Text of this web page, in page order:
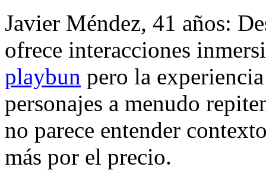
Javier Méndez, 41 años:
ofrece interacciones
playbun pero la
personajes a menudo
no parece entender
más por el precio.